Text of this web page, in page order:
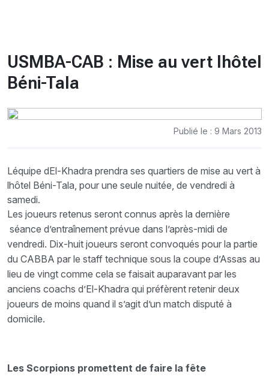
USMBA-CAB : Mise au vert lhôtel
Béni-Tala
Publié le : 9 Mars 2013
Léquipe dEl-Khadra prendra ses quartiers de mise au vert à
lhôtel Béni-Tala, pour une seule nuitée, de vendredi à
samedi.
Les joueurs retenus seront connus après la dernière
séance d’entraînement prévue dans l’après-midi de
vendredi. Dix-huit joueurs seront convoqués pour la partie
du CABBA par le staff technique sous la coupe d’Assas au
lieu de vingt comme cela se faisait auparavant par les
anciens coachs d’El-Khadra qui préfèrent retenir deux
joueurs de moins quand il s’agit d’un match disputé à
domicile.
Les Scorpions promettent de faire la fête